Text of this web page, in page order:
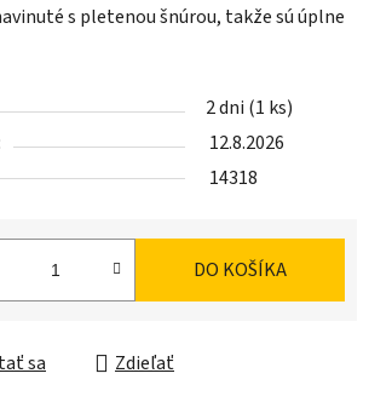
s pletenou šnúrou, takže sú úplne
2 dni (1 ks)
12.8.2026
14318
DO KOŠÍKA
sa Zdieľať